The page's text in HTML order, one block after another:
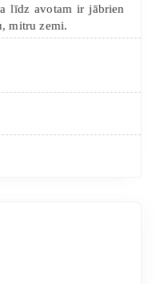
līdz avotam ir jābrien
mitru zemi.